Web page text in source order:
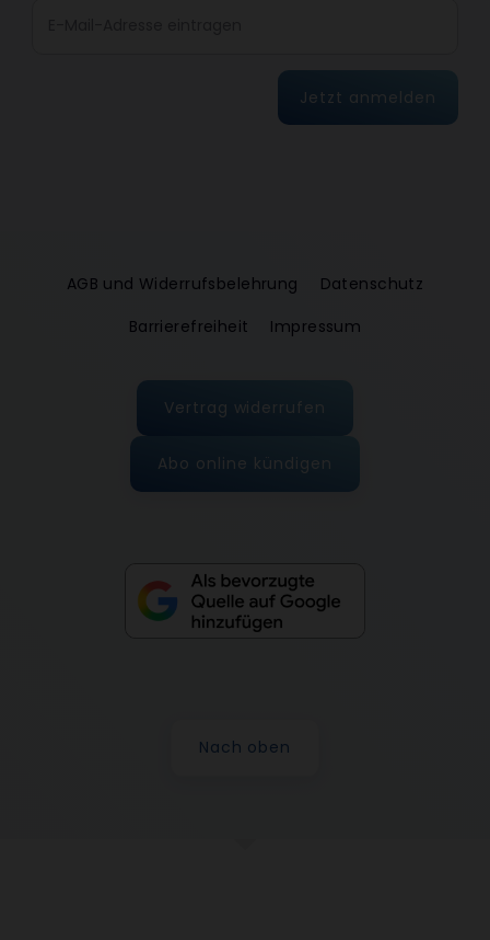
Jetzt anmelden
AGB und Widerrufsbelehrung
Datenschutz
Barrierefreiheit
Impressum
Vertrag widerrufen
Abo online kündigen
Nach oben